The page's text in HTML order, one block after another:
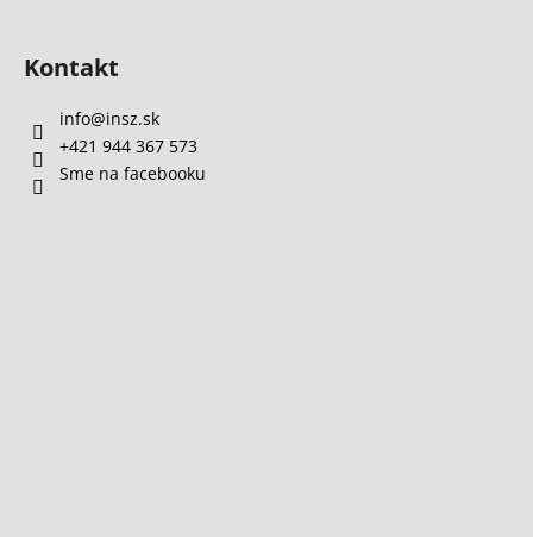
Kontakt
info@insz.sk
+421 944 367 573
Sme na facebooku